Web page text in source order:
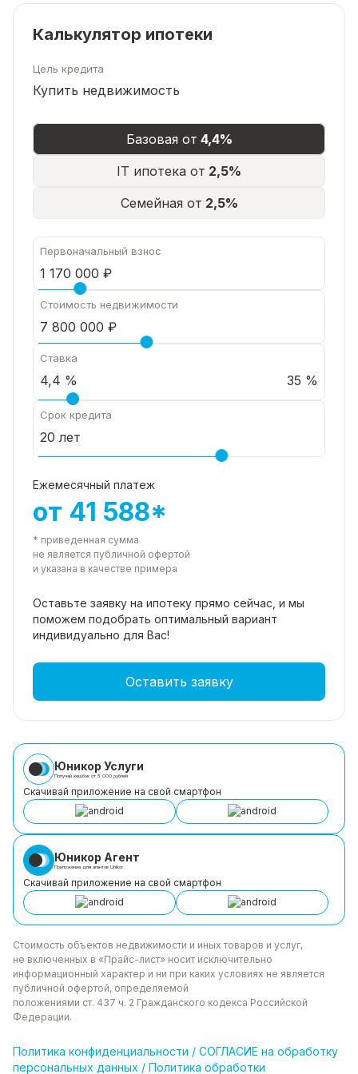
Калькулятор ипотеки
Цель кредита
Купить недвижимость
Базовая от 4,4%
IT ипотека от 2,5%
Семейная от 2,5%
Первоначальный взнос
Стоимость недвижимости
Ставка
35 %
Срок кредита
Ежемесячный платеж
от 41 588*
* приведенная сумма
не является публичной офертой
и указана в качестве примера
Оставьте заявку на ипотеку прямо сейчас, и мы
поможем подобрать оптимальный вариант
индивидуально для Вас!
Оставить заявку
Юникор Услуги
Получай кешбэк от 5 000 рублей
Скачивай приложение на свой смартфон
Юникор Агент
Приложение для агентов Unikor
Скачивай приложение на свой смартфон
Стоимость объектов недвижимости и иных товаров и услуг,
не включенных в «Прайс-лист» носит исключительно
информационный характер и ни при каких условиях не является
публичной офертой, определяемой
положениями ст. 437 ч. 2 Гражданского кодекса Российской
Федерации.
Политика конфиденциальности / СОГЛАСИЕ на обработку
персональных данных / Политика обработки